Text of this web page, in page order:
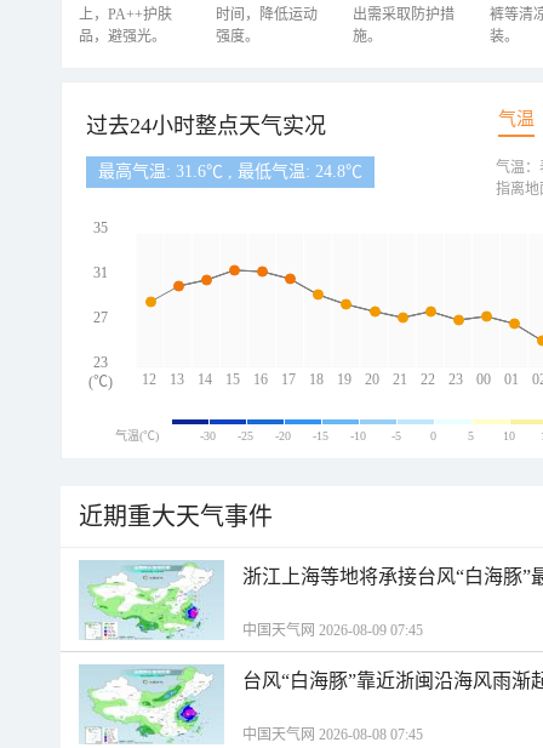
上，PA++护肤
品，避强光。
时间，降低运动
强度。
出需采取防护措
施。
裤等清
装。
过去24小时整点天气实况 气温
最高气温: 31.6℃ , 最低气温: 24.8℃
12 13 14 15 16 17 18 19 20 21 22 23 00 01
35
31
27
23
(℃)
气温：
指离地
气温(℃) -30 -25 -20 -15 -10 -5 0 5 10
近期重大天气事件
浙江上海等地将承接台风“白海豚”
中国天气网 2026-08-09 07:45
台风“白海豚”靠近浙闽沿海风雨渐
中国天气网 2026-08-08 07:45